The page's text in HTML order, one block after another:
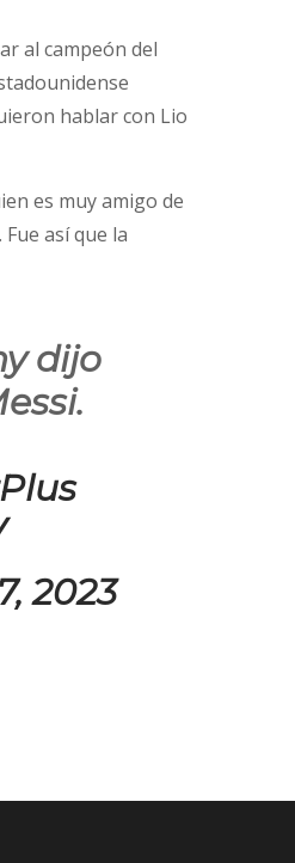
al campeón del
hablar con Lio
es muy amigo de
así que la
dijo
2023